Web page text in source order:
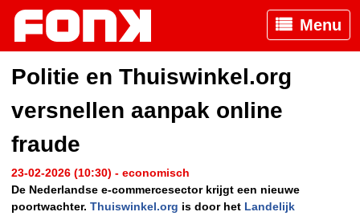
Menu
Politie en Thuiswinkel.org
versnellen aanpak online
fraude
23-02-2026 (10:30) - economisch
De Nederlandse e-commercesector krijgt een nieuwe
poortwachter. Thuiswinkel.org is door het Landelijk